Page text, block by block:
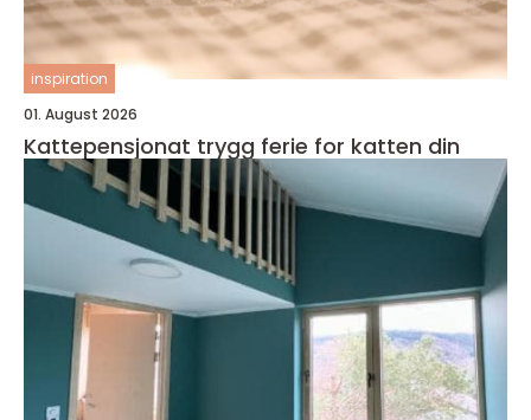
inspiration
01. August 2026
Kattepensjonat trygg ferie for katten din